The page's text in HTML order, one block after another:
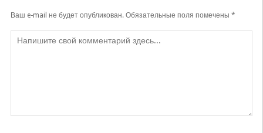
Oybek Ahmedov
Ваш e-mail не будет опубликован.Обязательные поля помечены *